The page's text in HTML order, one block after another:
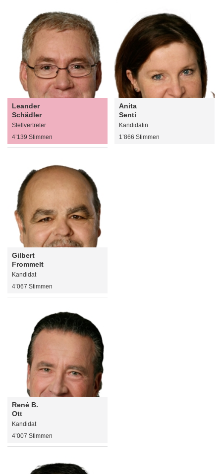
Leander
Schädler
Stellvertreter
4’139 Stimmen
Gilbert
Frommelt
Kandidat
4’067 Stimmen
René B.
Ott
Kandidat
4’007 Stimmen
Anita
Senti
Kandidatin
1’866 Stimmen